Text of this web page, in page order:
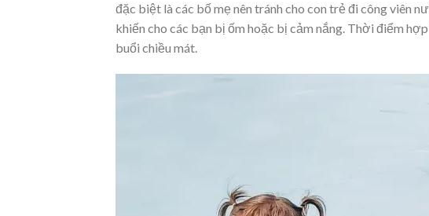
đặc biệt là các bố mẹ nên tránh cho con trẻ đi công viên
khiến cho các bạn bị ốm hoặc bị cảm nắng. Thời điểm
buổi chiều mát.